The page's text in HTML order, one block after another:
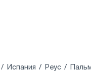
Испания Реус